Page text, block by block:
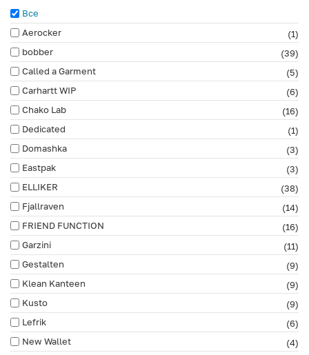
Все
Aerocker
(1)
bobber
(39)
Called a Garment
(5)
Carhartt WIP
(6)
Chako Lab
(16)
Dedicated
(1)
Domashka
(3)
Eastpak
(3)
ELLIKER
(38)
Fjallraven
(14)
FRIEND FUNCTION
(16)
Garzini
(11)
Gestalten
(9)
Klean Kanteen
(9)
Kusto
(9)
Lefrik
(6)
New Wallet
(4)